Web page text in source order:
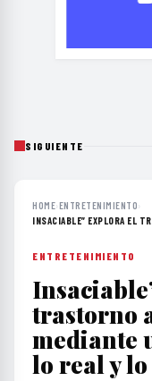
SIGUIENTE
HOME›ENTRETENIMIENTO›
INSACIABLE” EXPLORA EL
ENTRETENIMIENTO
trastorno
mediante
lo real y